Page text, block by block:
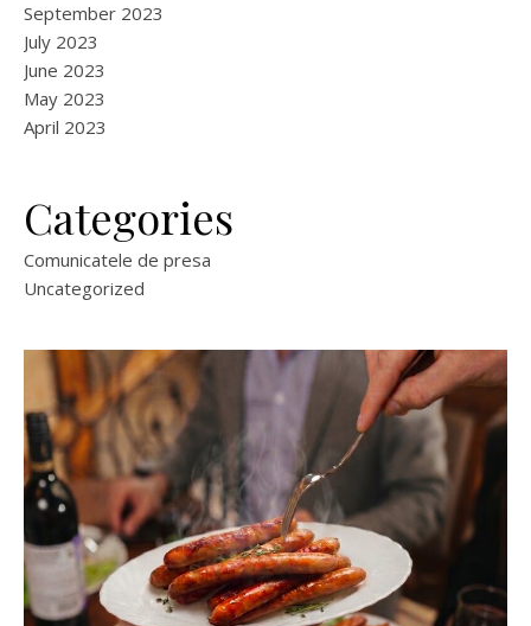
September 2023
July 2023
June 2023
May 2023
April 2023
Categories
Comunicatele de presa
Uncategorized